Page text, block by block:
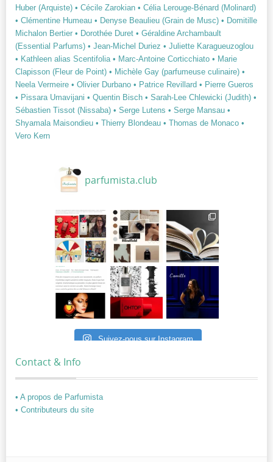
Huber (Arquiste) • Cécile Zarokian • Célia Lerouge-Bénard (Molinard)
• Clémentine Humeau • Denyse Beaulieu (Grain de Musc) • Domitille
Michalon Bertier • Dorothée Duret • Géraldine Archambault
(Essential Parfums) • Jean-Michel Duriez • Juliette Karagueuzoglou
• Kathleen alias Scentifolia • Marc-Antoine Corticchiato • Marie
Clapisson (Fleur de Point) • Michèle Gay (parfumeuse culinaire) •
Neela Vermeire • Olivier Durbano • Patrice Revillard • Pierre Gueros
• Pissara Umavijani • Quentin Bisch • Sarah-Lee Chlewicki (Judith) •
Sébastien Tissot (Nissaba) • Serge Lutens • Serge Mansau •
Shyamala Maisondieu • Thierry Blondeau • Thomas de Monaco •
Vero Kern
parfumista.club
Suivez-nous sur Instagram
Contact & Info
• A propos de Parfumista
• Contributeurs du site